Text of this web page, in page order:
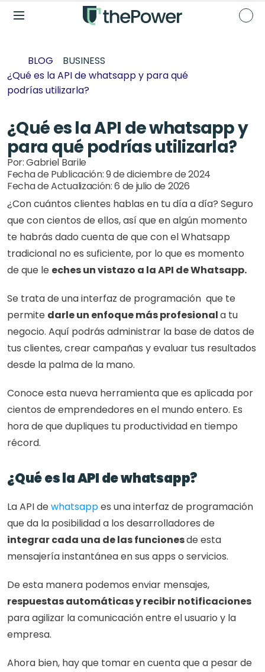
BLOG
BUSINESS
¿Qué es la API de whatsapp y para qué
podrías utilizarla?
¿Qué es la API de whatsapp y
para qué podrías utilizarla?
Por: Gabriel Barile
Fecha de Publicación: 9 de diciembre de 2024
Fecha de Actualización: 6 de julio de 2026
¿Con cuántos clientes hablas en tu día a día? Seguro
que con cientos de ellos, así que en algún momento
te habrás dado cuenta de que con el Whatsapp
tradicional no es suficiente, por lo que es momento
de que le eches un vistazo a la API de Whatsapp.
Se trata de una interfaz de programación  que te
permite darle un enfoque más profesional a tu
negocio. Aquí podrás administrar la base de datos de
tus clientes, crear campañas y evaluar tus resultados
desde la palma de la mano.
Conoce esta nueva herramienta que es aplicada por
cientos de emprendedores en el mundo entero. Es
hora de que dupliques tu productividad en tiempo
récord.
¿Qué es la API de whatsapp?
La API de whatsapp es una interfaz de programación
que da la posibilidad a los desarrolladores de
integrar cada una de las funciones de esta
mensajería instantánea en sus apps o servicios.
De esta manera podemos enviar mensajes,
para agilizar la comunicación entre el usuario y la
empresa.
Ahora bien, hay que tomar en cuenta que a pesar de